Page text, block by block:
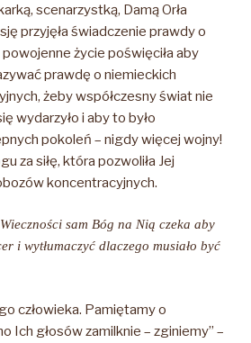
scenarzystką, Damą Orła
przyjęła świadczenie prawdy o
powojenne życie poświęciła aby
prawdę o niemieckich
żeby współczesny świat nie
wydarzyło i aby to było
pokoleń – nigdy więcej wojny!
za siłę, która pozwoliła Jej
koncentracyjnych.
sam Bóg na Nią czeka aby
i wytłumaczyć dlaczego musiało być
człowieka. Pamiętamy o
Ich głosów zamilknie – zginiemy” –